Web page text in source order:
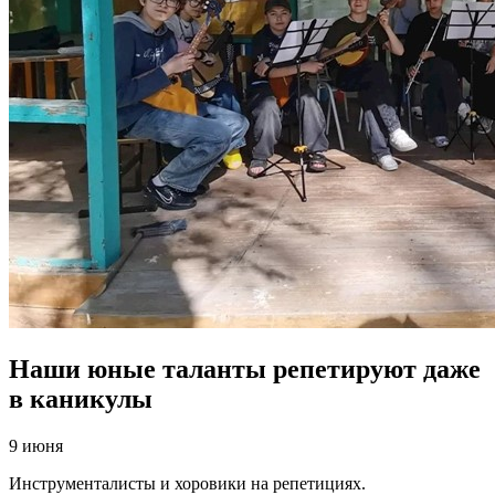
Наши юные таланты репетируют даже
в каникулы
9 июня
Инструменталисты и хоровики на репетициях.